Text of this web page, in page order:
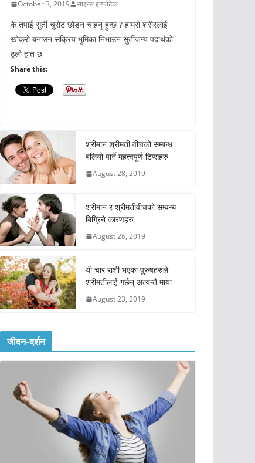
October 3, 2019 साइन्स इन्फोटेक
के तपाई सुर्ती चुरोट छोड्न चाहनु हुन्छ ? हाम्रो शरीरलाई
खोक्रो बनाउन सक्रिय भुमिका निभाउन सुर्तीजन्य पदार्थको
ठूलो हात छ
Share this:
श्रीमान श्रीमती वीचको सम्बन्ध
बलियो पार्ने महत्वपूर्ण टिप्सहरु
August 28, 2019
श्रीमान र श्रीमतीवीचको सम्वन्ध
बिग्रिने कारणहरु
August 26, 2019
यी चार राशी भएका पुरुषहरुले
श्रीमतीलाई गर्छन् अत्यन्तै माया
August 23, 2019
जीवन-दर्शन